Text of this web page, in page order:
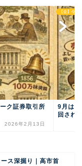
ク証券取引所
2026年2月13日
【金】今日
9月は
回され
ース深掘り｜高市首